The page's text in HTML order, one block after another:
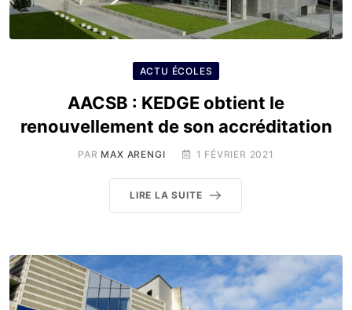
ACTU ÉCOLES
AACSB : KEDGE obtient le
renouvellement de son accréditation
PAR MAX ARENGI 1 FÉVRIER 2021
LIRE LA SUITE